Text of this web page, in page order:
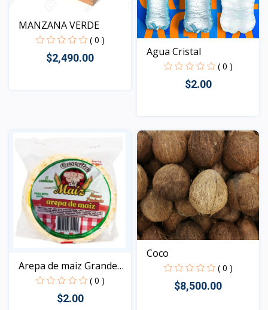
MANZANA VERDE
( 0 )
$2,490.00 Agua Cristal
( 0 )
$2.00
Vista
Arepa de maiz Grande
( 0 )
$2.00
Coco
( 0 )
$8,500.00